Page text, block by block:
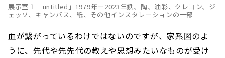
展示室１「untitled」1979年ー2023年鉄、陶、油彩、クレヨン、ジ
ェッソ、キャンバス、紙、その他インスタレーションの一部
血が繋がっているわけではないのですが、家系図のよ
うに、先代や先先代の教えや思想みたいなものが受け